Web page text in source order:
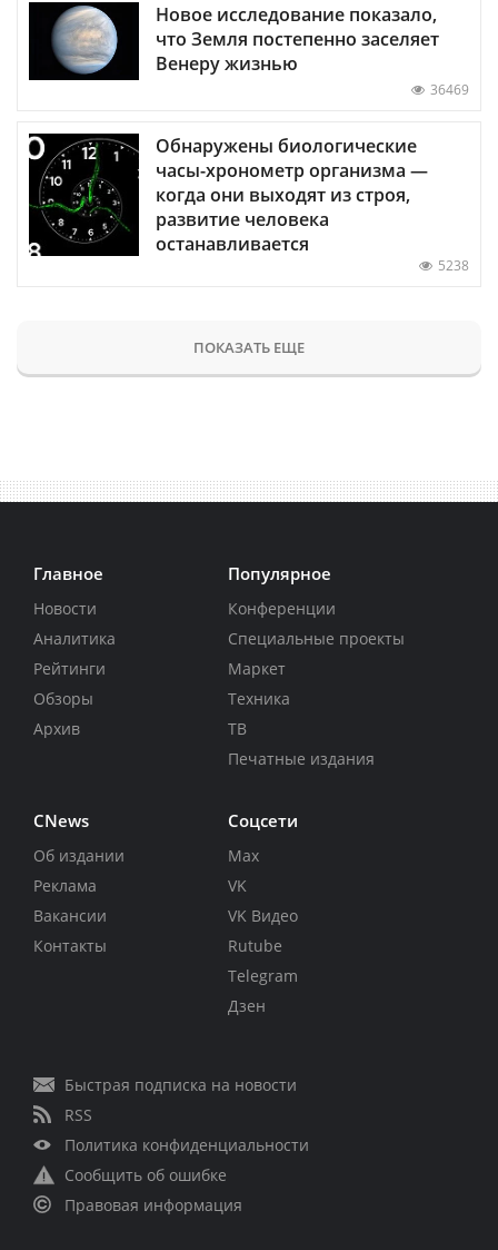
Новое исследование показало,
что Земля постепенно заселяет
Венеру жизнью
36469
Обнаружены биологические
часы-хронометр организма —
когда они выходят из строя,
развитие человека
останавливается
5238
ПОКАЗАТЬ ЕЩЕ
Главное
Новости
Аналитика
Рейтинги
Обзоры
Архив
Популярное
Конференции
Специальные проекты
Маркет
Техника
ТВ
Печатные издания
CNews
Об издании
Реклама
Вакансии
Контакты
Соцсети
Max
VK
VK Видео
Rutube
Telegram
Дзен
Быстрая подписка на новости
RSS
Политика конфиденциальности
Сообщить об ошибке
Правовая информация